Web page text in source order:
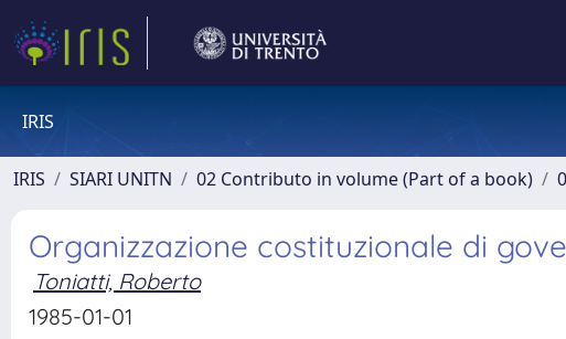
IRIS
IRIS SIARI UNITN 02 Contributo in volume (Part of a book)
Organizzazione costituzionale di
Toniatti, Roberto
1985-01-01